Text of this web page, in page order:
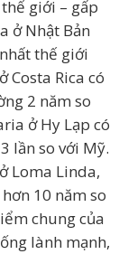
giới – gấp
ở Nhật Bản
thế giới
Costa Rica có
2 năm so
ở Hy Lạp có
lần so với Mỹ.
Loma Linda,
10 năm so
chung của
lành mạnh,